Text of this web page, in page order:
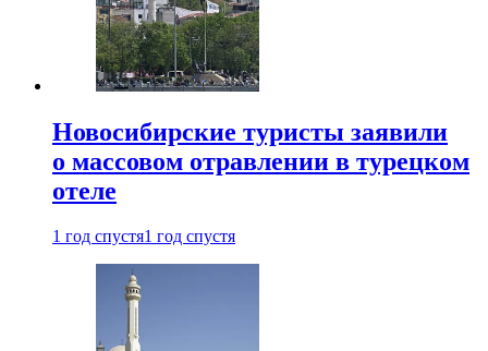
Новосибирские туристы заявили
о массовом отравлении в турецком
отеле
1 год спустя1 год спустя